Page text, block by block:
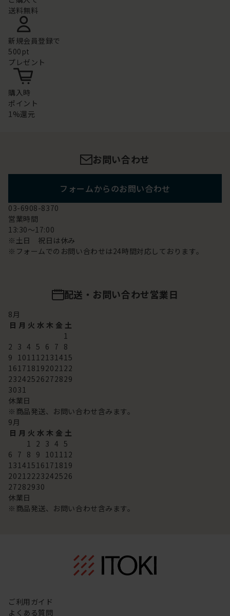
送料無料
新規会員登録で
500pt
プレゼント
購入時
ポイント
1%還元
お問い合わせ
フォームからのお問い合わせ
03-6908-8370
営業時間
13:30～17:00
※土日 祝日は休み
※フォームでのお問い合わせは24時間対応しております。
配送・お問い合わせ営業日
8月
日 月 火 水 木 金 土
1
2 3 4 5 6 7 8
9 101112131415
16171819202122
23242526272829
3031
休業日
※商品発送、お問い合わせ含みます。
9月
日 月 火 水 木 金 土
1 2 3 4 5
6 7 8 9 101112
13141516171819
20212223242526
27282930
休業日
※商品発送、お問い合わせ含みます。
ご利用ガイド
よくある質問